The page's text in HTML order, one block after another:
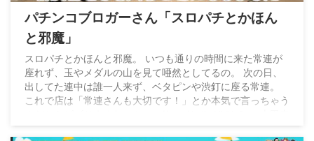
パチンコブロガーさん「スロパチとかほん
と邪魔」
スロパチとかほんと邪魔。 いつも通りの時間に来た常連が
座れず、玉やメダルの山を見て唖然としてるの。 次の日、
出してた連中は誰一人来ず、ベタピンや渋釘に座る常連。
これで店は「常連さんも大切です！」とか本気で言っちゃう